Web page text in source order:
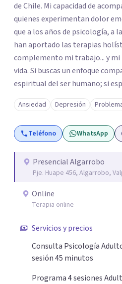
de Chile. Mi capacidad de
quienes experimentan dolor
que a los años de psicología, a
han aportado las terapias
complemento mi trabajo... y mi
vida. Si buscas un enfoque compasivo y una comprensión
espiritual del ser humano; si
emocional profunda y
Atiendo con frecuencia a
meses o años con síntomas de
principalmente mujeres adultas
abrazo, Pamela
Ansiedad Depresión
Teléfono WhatsApp
Presencial Algarrobo
Pje. Huape 456, Algarrobo,
Online
Terapia online
Servicios y precios
Consulta Psicología
sesión 45 minutos
Programa 4 sesiones